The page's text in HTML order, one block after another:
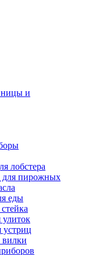
и
лобстера
пирожных
еды
устриц
вилки